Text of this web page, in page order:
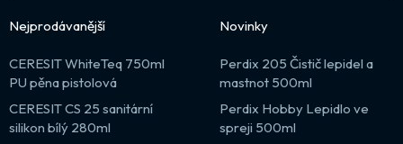
Nejprodávanější
CERESIT WhiteTeq 750ml
PU pěna pistolová
CERESIT CS 25 sanitární
silikon bílý 280ml
Novinky
Perdix 205 Čistič lepidel a
mastnot 500ml
Perdix Hobby Lepidlo ve
spreji 500ml